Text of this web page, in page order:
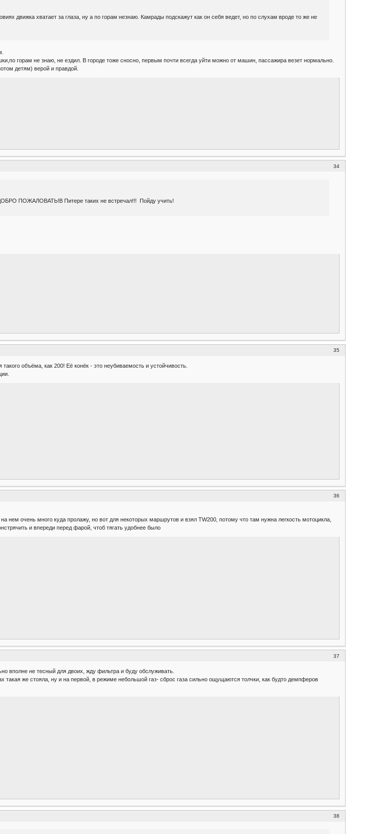
движка хватает за глаза, ну а по горам незнаю. Камрады подскажут как он себя ведет, но по слухам вроде то же не
горам не знаю, не ездил. В городе тоже сносно, первым почти всегда уйти можно от машин, пассажира везет нормально.
детям) верой и правдой.
34
ПОЖАЛОВАТЬ!В Питере таких не встречал!!! Пойду учить!
35
объёма, как 200! Её конёк - это неубиваемость и устойчивость.
36
очень много куда пролажу, но вот для некоторых маршрутов и взял TW200, потому что там нужна легкость мотоцикла,
и впереди перед фарой, чтоб тягать удобнее было
37
вполне не тесный для двоих, жду фильтра и буду обслуживать.
такая же стояла, ну и на первой, в режиме небольшой газ- сброс газа сильно ощущаются толчки, как будто демпферов
38